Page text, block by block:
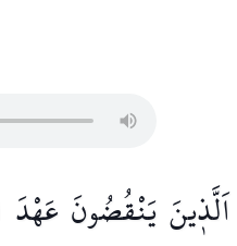
اَلَّذ۪ينَيَنْقُضُونَ عَهْدَ